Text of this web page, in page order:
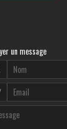
un message